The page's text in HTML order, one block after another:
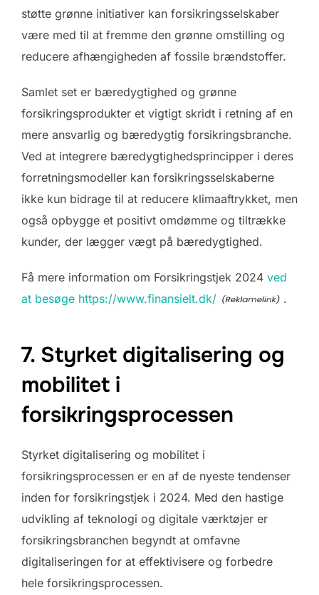
støtte grønne initiativer kan forsikringsselskaber
være med til at fremme den grønne omstilling og
reducere afhængigheden af fossile brændstoffer.
Samlet set er bæredygtighed og grønne
forsikringsprodukter et vigtigt skridt i retning af en
mere ansvarlig og bæredygtig forsikringsbranche.
Ved at integrere bæredygtighedsprincipper i deres
forretningsmodeller kan forsikringsselskaberne
ikke kun bidrage til at reducere klimaaftrykket, men
også opbygge et positivt omdømme og tiltrække
kunder, der lægger vægt på bæredygtighed.
Få mere information om Forsikringstjek 2024 ved
at besøge https://www.finansielt.dk/
.
7. Styrket digitalisering og
mobilitet i
forsikringsprocessen
Styrket digitalisering og mobilitet i
forsikringsprocessen er en af de nyeste tendenser
inden for forsikringstjek i 2024. Med den hastige
udvikling af teknologi og digitale værktøjer er
forsikringsbranchen begyndt at omfavne
digitaliseringen for at effektivisere og forbedre
hele forsikringsprocessen.